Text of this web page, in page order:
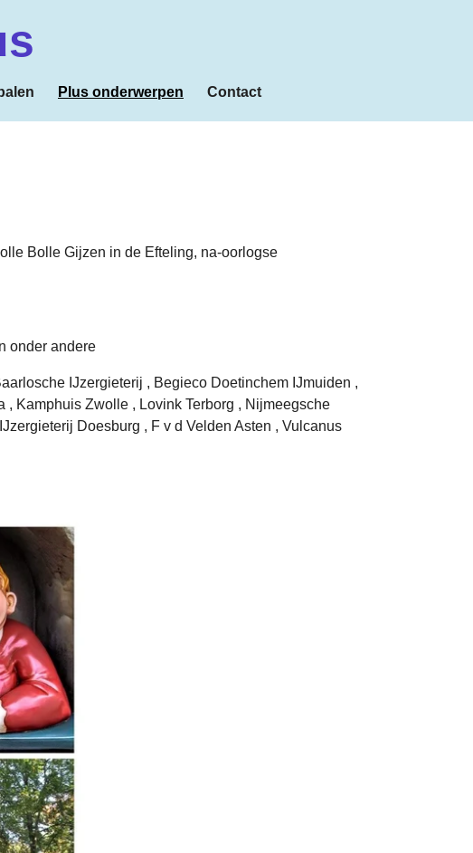
Plus onderwerpen Contact
Bolle Gijzen in de Efteling, na-oorlogse
onder andere
IJzergieterij , Begieco Doetinchem IJmuiden ,
, Kamphuis Zwolle , Lovink Terborg , Nijmeegsche
Doesburg , F v d Velden Asten , Vulcanus